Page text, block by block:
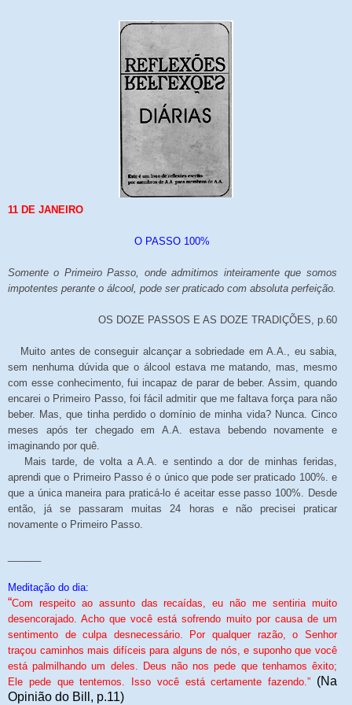
11 DE JANEIRO
O PASSO 100%
Somente o Primeiro Passo, onde admitimos inteiramente que somos
impotentes perante o álcool, pode ser praticado com absoluta perfeição.
OS DOZE PASSOS E AS DOZE TRADIÇÕES, p.60
Muito antes de conseguir alcançar a sobriedade em A.A., eu sabia,
sem nenhuma dúvida que o álcool estava me matando, mas, mesmo
com esse conhecimento, fui incapaz de parar de beber. Assim, quando
encarei o Primeiro Passo, foi fácil admitir que me faltava força para não
beber. Mas, que tinha perdido o domínio de minha vida? Nunca. Cinco
meses após ter chegado em A.A. estava bebendo novamente e
imaginando por quê.
Mais tarde, de volta a A.A. e sentindo a dor de minhas feridas,
aprendi que o Primeiro Passo é o único que pode ser praticado 100%. e
que a única maneira para praticá-lo é aceitar esse passo 100%. Desde
então, já se passaram muitas 24 horas e não precisei praticar
novamente o Primeiro Passo.
Meditação do dia:
“Com respeito ao assunto das recaídas, eu não me sentiria muito
desencorajado. Acho que você está sofrendo muito por causa de um
sentimento de culpa desnecessário. Por qualquer razão, o Senhor
traçou caminhos mais difíceis para alguns de nós, e suponho que você
está palmilhando um deles. Deus não nos pede que tenhamos êxito;
Ele pede que tentemos. Isso você está certamente fazendo.” (Na
Opinião do Bill, p.11)